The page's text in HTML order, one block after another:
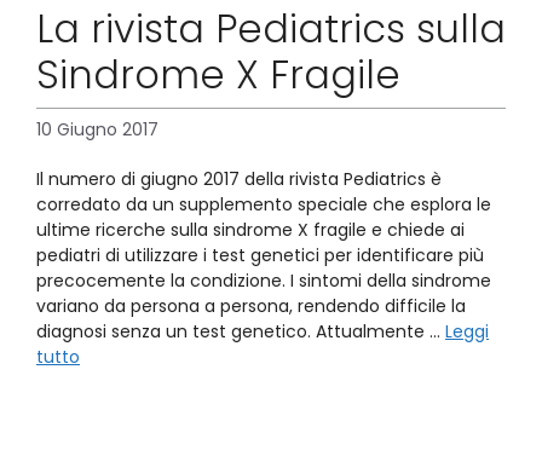
La rivista Pediatrics sulla
Sindrome X Fragile
10 Giugno 2017
Il numero di giugno 2017 della rivista Pediatrics è
corredato da un supplemento speciale che esplora le
ultime ricerche sulla sindrome X fragile e chiede ai
pediatri di utilizzare i test genetici per identificare più
precocemente la condizione. I sintomi della sindrome
variano da persona a persona, rendendo difficile la
diagnosi senza un test genetico. Attualmente … Leggi
tutto